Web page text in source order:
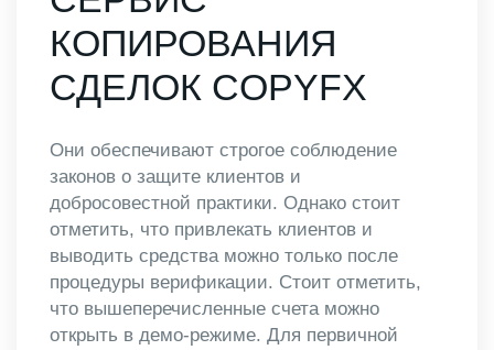
КОПИРОВАНИЯ
СДЕЛОК COPYFX
Они обеспечивают строгое соблюдение
законов о защите клиентов и
добросовестной практики. Однако стоит
отметить, что привлекать клиентов и
выводить средства можно только после
процедуры верификации. Стоит отметить,
что вышеперечисленные счета можно
открыть в демо-режиме. Для первичной